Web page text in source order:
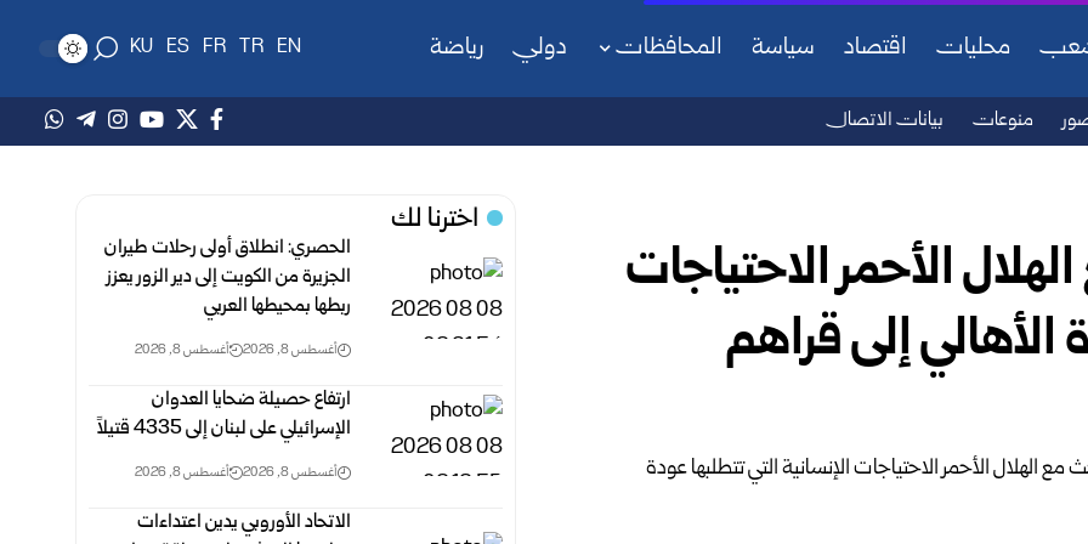
محليات اقتصاد سياسة المحافظات دولي رياضة EN
TR
FR
ES
KU
منوعات بيانات الاتصال
الأحمر الاحتياجات
‏الأهالي إلى قراهم
اخترنا لك
الحصري: انطلاق أولى رحلات طيران
الجزيرة من الكويت إلى دير الزور يعزز
ربطها بمحيطها العربي
أغسطس 8, 2026 أغسطس 8, 2026
ارتفاع حصيلة ضحايا العدوان
الإسرائيلي على لبنان إلى 4335 قتيلاً
أغسطس 8, 2026 أغسطس 8, 2026
الاتحاد الأوروبي يدين اعتداءات